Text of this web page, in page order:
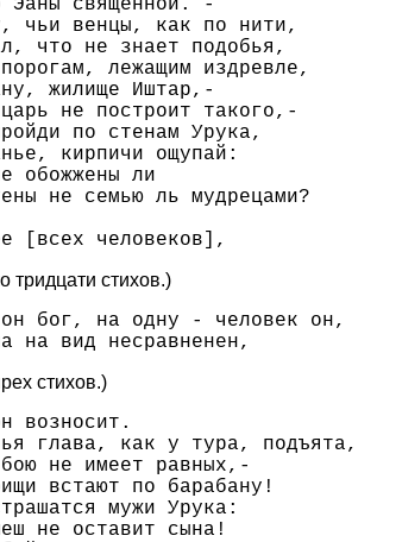
чьи венцы, как по нити,
что не знает подобья,
лежащим издревле,
жилище Иштар,-
не построит такого,-
по стенам Урука,
кирпичи ощупай:
обожжены ли
не семью ль мудрецами?
тридцати стихов.)
бог, на одну - человек он,
стихов.)
возносит.
глава, как у тура, подъята,
не имеет равных,-
встают по барабану!
мужи Урука:
не оставит сына!